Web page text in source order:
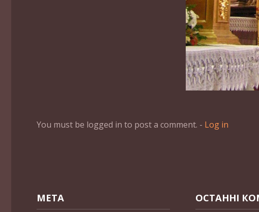
You must be logged in to post a comment. - Log in
МЕТА ОСТАННІ